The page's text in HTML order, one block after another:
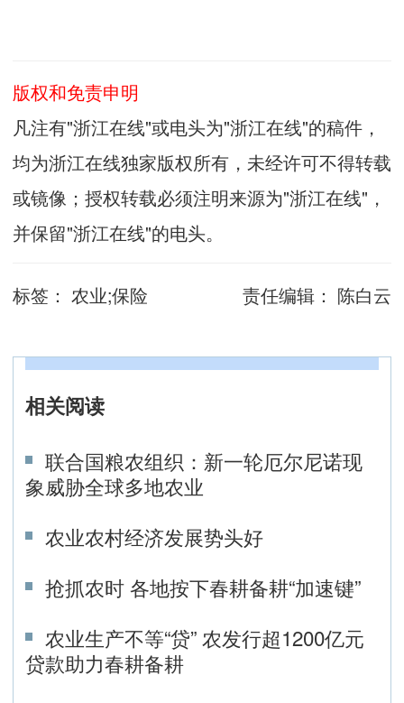
版权和免责申明
凡注有"浙江在线"或电头为"浙江在线"的稿件，
均为浙江在线独家版权所有，未经许可不得转载
或镜像；授权转载必须注明来源为"浙江在线"，
并保留"浙江在线"的电头。
标签： 农业;保险 责任编辑： 陈白云
相关阅读
联合国粮农组织：新一轮厄尔尼诺现
象威胁全球多地农业
农业农村经济发展势头好
抢抓农时 各地按下春耕备耕“加速键”
农业生产不等“贷” 农发行超1200亿元
贷款助力春耕备耕